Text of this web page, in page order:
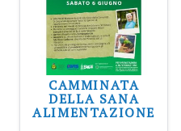
CAMMINATA
DELLA SANA
ALIMENTAZIONE